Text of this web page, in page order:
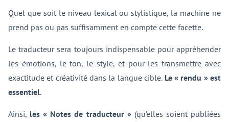
Quel que soit le niveau lexical ou stylistique, la machine ne
prend pas ou pas suffisamment en compte cette facette.
Le traducteur sera toujours indispensable pour appréhender
les émotions, le ton, le style, et pour les transmettre avec
exactitude et créativité dans la langue cible. Le « rendu » est
essentiel.
Ainsi, les « Notes de traducteur »(qu’elles soient publiées